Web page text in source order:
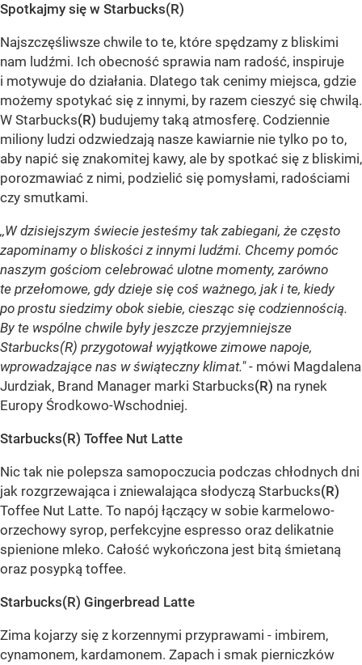
Spotkajmy się w Starbucks(R)
Najszczęśliwsze chwile to te, które spędzamy z bliskimi
nam ludźmi. Ich obecność sprawia nam radość, inspiruje
i motywuje do działania. Dlatego tak cenimy miejsca, gdzie
możemy spotykać się z innymi, by razem cieszyć się chwilą.
W Starbucks(R) budujemy taką atmosferę. Codziennie
miliony ludzi odzwiedzają nasze kawiarnie nie tylko po to,
aby napić się znakomitej kawy, ale by spotkać się z bliskimi,
porozmawiać z nimi, podzielić się pomysłami, radościami
czy smutkami.
,,W dzisiejszym świecie jesteśmy tak zabiegani, że często
zapominamy o bliskości z innymi ludźmi. Chcemy pomóc
naszym gościom celebrować ulotne momenty, zarówno
te przełomowe, gdy dzieje się coś ważnego, jak i te, kiedy
po prostu siedzimy obok siebie, ciesząc się codziennością.
By te wspólne chwile były jeszcze przyjemniejsze
Starbucks(R) przygotował wyjątkowe zimowe napoje,
wprowadzające nas w świąteczny klimat."- mówi Magdalena
Jurdziak, Brand Manager marki Starbucks(R) na rynek
Europy Środkowo-Wschodniej.
Starbucks(R) Toffee Nut Latte
Nic tak nie polepsza samopoczucia podczas chłodnych dni
jak rozgrzewająca i zniewalająca słodyczą Starbucks(R)
Toffee Nut Latte. To napój łączący w sobie karmelowo-
orzechowy syrop, perfekcyjne espresso oraz delikatnie
spienione mleko. Całość wykończona jest bitą śmietaną
oraz posypką toffee.
Starbucks(R) Gingerbread Latte
Zima kojarzy się z korzennymi przyprawami - imbirem,
cynamonem, kardamonem. Zapach i smak pierniczków